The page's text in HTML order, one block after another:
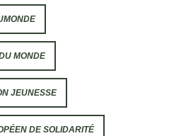
MONDE
JEUNESSE
DE SOLIDARITÉ